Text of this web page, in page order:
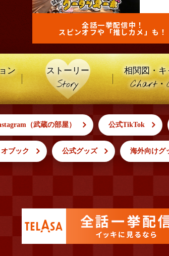
全話一挙配信中！
スピンオフや 「推しカメ」も！
ン ストーリー
Story
相関図・キ
Chart・
（武蔵の部屋） 公式TikTok
ブック 公式グッズ 海外向けグ